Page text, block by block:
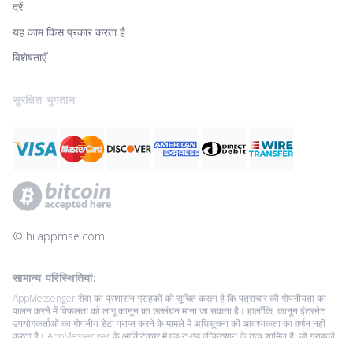
दरें
यह काम किस प्रकार करता है
विशेषताएँ
सुरक्षित भुगतान
© ‌hi.appmse.com
सामान्य परिस्थितियां:
AppMessenger सेवा का प्रशासन ग्राहकों को सूचित करता है कि पत्राचार की गोपनीयता का
पालन करने में विफलता को लागू कानून का उल्लंघन माना जा सकता है। हालाँकि, कानून इंटरनेट
उपयोगकर्ताओं का गोपनीय डेटा प्राप्त करने के मामले में अधिसूचना की आवश्यकता का वर्णन नहीं